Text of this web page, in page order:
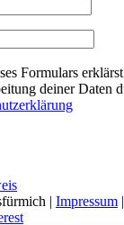
Formulars
deiner Daten
| Impressum |